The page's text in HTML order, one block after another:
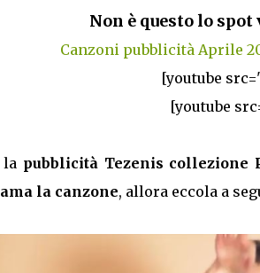
Non è questo lo spot
Canzoni pubblicità Aprile
[youtube
[youtube
la pubblicità Tezenis collezione
la canzone, allora eccola a